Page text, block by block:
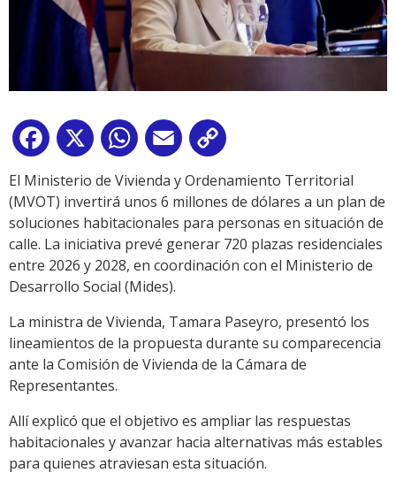
Facebook
X WhatsApp
Email
Link
El Ministerio de Vivienda y Ordenamiento Territorial
(MVOT) invertirá unos 6 millones de dólares a un plan de
soluciones habitacionales para personas en situación de
calle. La iniciativa prevé generar 720 plazas residenciales
entre 2026 y 2028, en coordinación con el Ministerio de
Desarrollo Social (Mides).
La ministra de Vivienda, Tamara Paseyro, presentó los
lineamientos de la propuesta durante su comparecencia
ante la Comisión de Vivienda de la Cámara de
Representantes.
Allí explicó que el objetivo es ampliar las respuestas
habitacionales y avanzar hacia alternativas más estables
para quienes atraviesan esta situación.